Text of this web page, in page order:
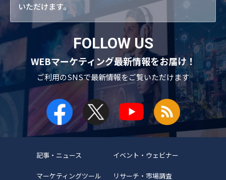
いただけます。
FOLLOW US
WEBマーケティング最新情報をお届け！
ご利用のSNSで最新情報をご覧いただけます
記事・ニュース イベント・ウェビナー
マーケティングツール リサーチ・市場調査